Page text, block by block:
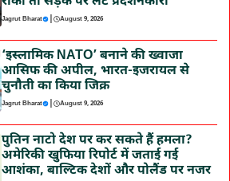
Jagrut Bharat | August 9, 2026
‘इस्लामिक NATO’ बनाने की ख्वाजा
आसिफ की अपील, भारत-इजरायल से
चुनौती का किया जिक्र
Jagrut Bharat | August 9, 2026
पुतिन नाटो देश पर कर सकते हैं हमला?
अमेरिकी खुफिया रिपोर्ट में जताई गई
आशंका, बाल्टिक देशों और पोलैंड पर नजर